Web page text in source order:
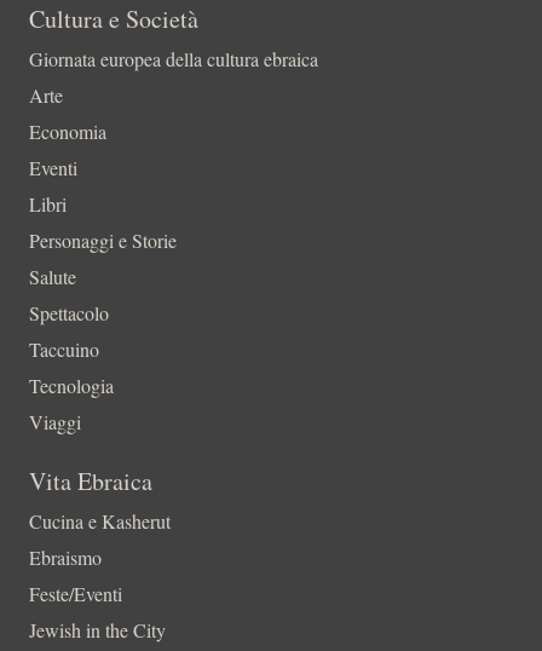
Cultura e Società
Giornata europea della cultura ebraica
Arte
Economia
Eventi
Libri
Personaggi e Storie
Salute
Spettacolo
Taccuino
Tecnologia
Viaggi
Vita Ebraica
Cucina e Kasherut
Ebraismo
Feste/Eventi
Jewish in the City